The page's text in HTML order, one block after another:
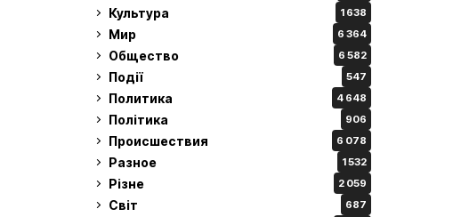
Культура 1 638
Мир 6 364
Общество 6 582
Події 547
Политика 4 648
Політика 906
Происшествия 6 078
Разное 1 532
Різне 2 059
Світ 687